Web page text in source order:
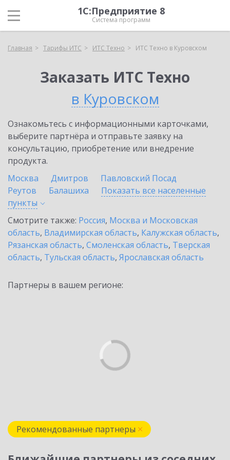
1С:Предприятие 8
Система программ
Главная Тарифы ИТС ИТС Техно ИТС Техно в Куровском
Заказать ИТС Техно
в Куровском
Ознакомьтесь с информационными карточками,
выберите партнёра и отправьте заявку на
консультацию, приобретение или внедрение
продукта.
Москва
Дмитров
Павловский Посад
Реутов
Балашиха
Показать все населенные
пункты
Смотрите также: Россия, Москва и Московская
область, Владимирская область, Калужская область,
Рязанская область, Смоленская область, Тверская
область, Тульская область, Ярославская область
Партнеры в вашем регионе:
Рекомендованные партнеры